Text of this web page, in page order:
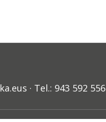
· Tel.: 943 592 556